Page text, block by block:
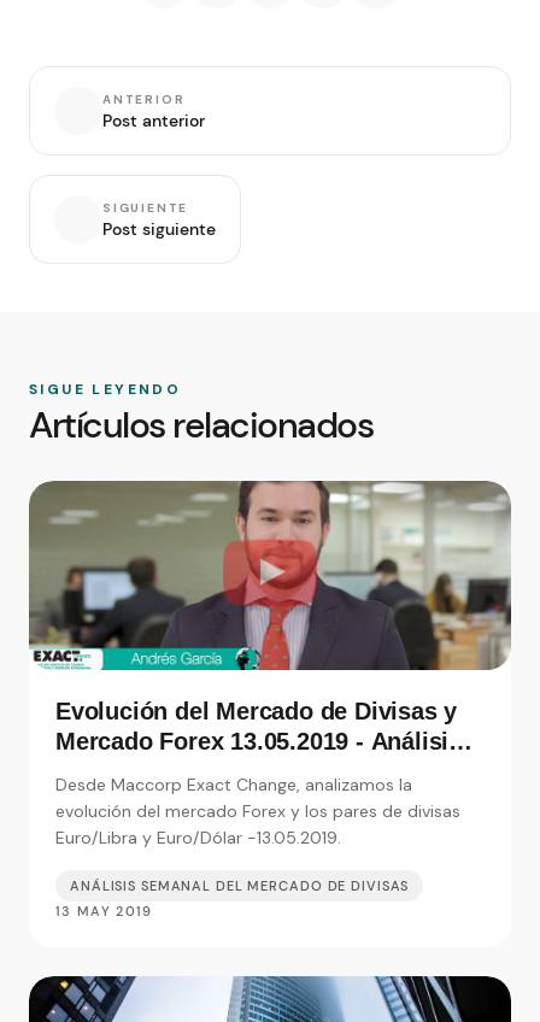
ANTERIOR
Post anterior
SIGUIENTE
Post siguiente
SIGUE LEYENDO
Artículos relacionados
Evolución del Mercado de Divisas y
Mercado Forex 13.05.2019 - Análisis
de Exact Change, expertos en cambio
de moneda
Desde Maccorp Exact Change, analizamos la
evolución del mercado Forex y los pares de divisas
Euro/Libra y Euro/Dólar -13.05.2019.
ANÁLISIS SEMANAL DEL MERCADO DE DIVISAS
13 MAY 2019